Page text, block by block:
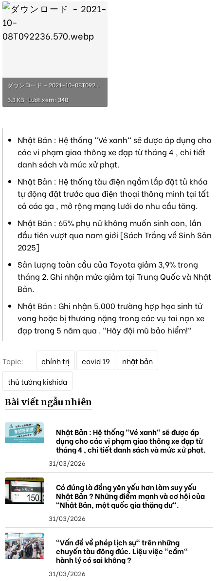
ダウンロード - 2021-10-08T092236.570.webp
5.3 KB · Lượt xem: 340
Nhật Bản : Hệ thống "Vé xanh" sẽ được áp dụng cho
các vi phạm giao thông xe đạp từ tháng 4 , chi tiết
danh sách và mức xử phạt.
Nhật Bản : Hệ thống tàu điện ngầm lắp đặt tủ khóa
tự động đặt trước qua điện thoại thông minh tại tất
cả các ga , mở rộng mạng lưới do nhu cầu tăng.
Nhật Bản : 65% phụ nữ không muốn sinh con, lần
đầu tiên vượt qua nam giới [Sách Trắng về Sinh Sản
2025]
Sản lượng toàn cầu của Toyota giảm 3,9% trong
tháng 2. Ghi nhận mức giảm tại Trung Quốc và Nhật
Bản.
Nhật Bản : Ghi nhận 5.000 trường hợp học sinh tử
vong hoặc bị thương nặng trong các vụ tai nạn xe
đạp trong 5 năm qua . "Hãy đội mũ bảo hiểm!"
Topic:
h
ó
a
chính trị covid 19
nhật bản
thủ tướng kishida
Bài viết ngẫu nhiên
Nhật Bản : Hệ thống "Vé xanh" sẽ được áp
dụng cho các vi phạm giao thông xe đạp từ
tháng 4 , chi tiết danh sách và mức xử phạt.
31/03/2026
Có đúng là đồng yên yếu hơn làm suy yếu
Nhật Bản ? Những điểm mạnh và cơ hội của
"Nhật Bản, một quốc gia thặng dư".
31/03/2026
"Vấn đề về phép lịch sự" trên những
chuyến tàu đông đúc. Liệu việc "cầm"
hành lý có sai không ?
31/03/2026